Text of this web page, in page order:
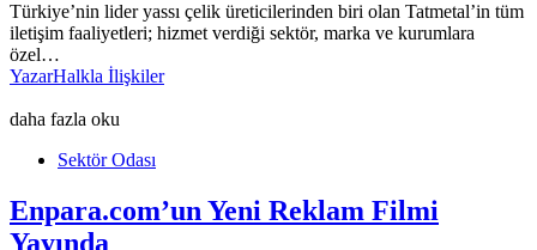
Türkiye’nin lider yassı çelik üreticilerinden biri olan Tatmetal’in tüm
iletişim faaliyetleri; hizmet verdiği sektör, marka ve kurumlara
özel…
YazarHalkla İlişkiler
daha fazla oku
Sektör Odası
Enpara.com’un Yeni Reklam Filmi
Yayında